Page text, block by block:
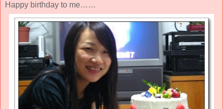
Happy birthday to me……